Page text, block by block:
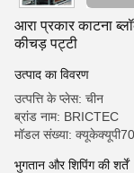
आरा प्रकार काटना
कीचड़ पट्टी
उत्पाद का विवरण
उत्पत्ति के प्लेस: चीन
ब्रांड नाम: BRICTEC
मॉडल संख्या:
भुगतान और शिपिंग की शर्तें